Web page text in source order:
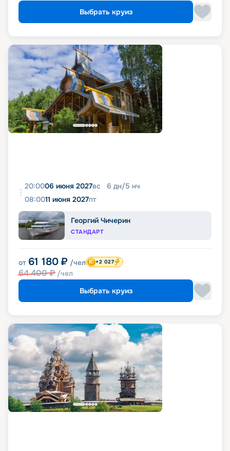
Выбрать круиз
20:0006 июня 2027вс 6 дн/5 нч
08:0011 июня 2027пт
Георгий Чичерин
СТАНДАРТ
от 61 180 ₽ /чел
64 400₽ /чел
+2 027
Выбрать круиз